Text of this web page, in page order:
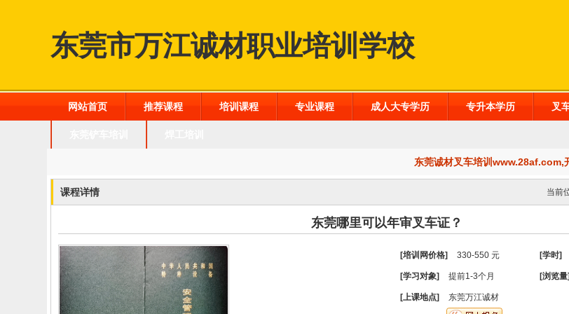
东莞市万江诚材职业培训学校
网站首页 推荐课程 培训课程 专业课程 成人大专学历 专升本学历 叉
东莞诚材叉车培训www.28af.com,开
课程详情 当前
东莞哪里可以年审叉车证？
[培训网价格] 330-550 元 [学时]
[学习对象] 提前1-3个月 [浏览量]
[上课地点] 东莞万江诚材